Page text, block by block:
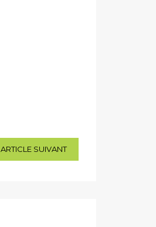
ARTICLE SUIVANT